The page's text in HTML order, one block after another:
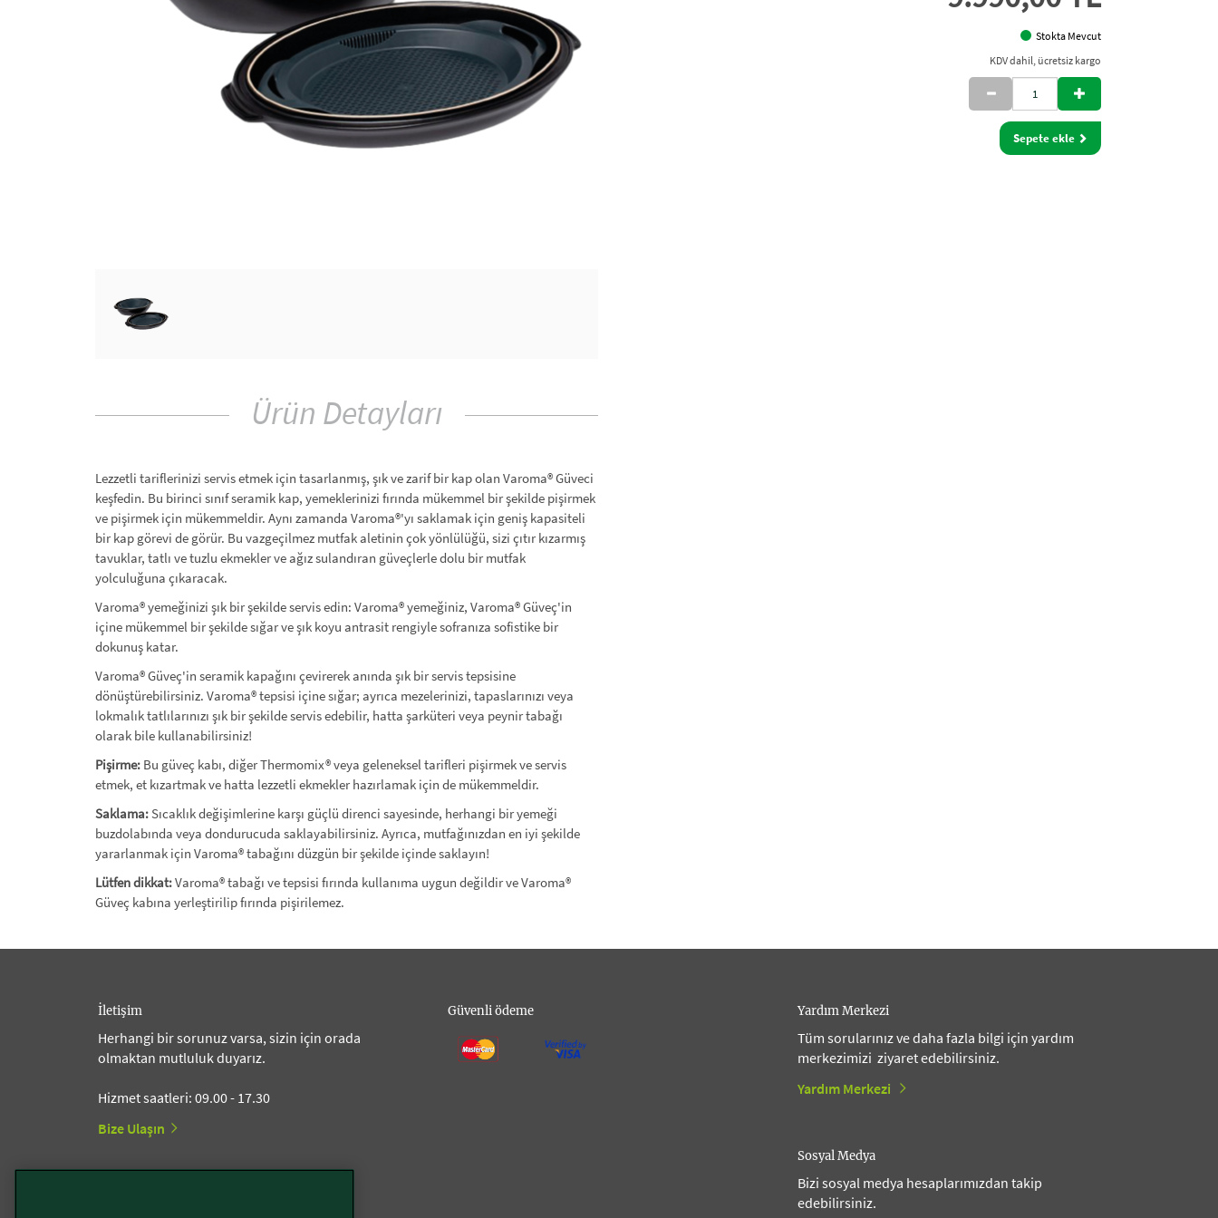
Stokta Mevcut
KDV dahil, ücretsiz kargo
Sepete ekle
Ürün Detayları
Lezzetli tariflerinizi servis etmek için tasarlanmış, şık ve zarif bir kap olan Varoma® Güveci
keşfedin. Bu birinci sınıf seramik kap, yemeklerinizi fırında mükemmel bir şekilde pişirmek
ve pişirmek için mükemmeldir. Aynı zamanda Varoma®'yı saklamak için geniş kapasiteli
bir kap görevi de görür. Bu vazgeçilmez mutfak aletinin çok yönlülüğü, sizi çıtır kızarmış
tavuklar, tatlı ve tuzlu ekmekler ve ağız sulandıran güveçlerle dolu bir mutfak
yolculuğuna çıkaracak.
Varoma® yemeğinizi şık bir şekilde servis edin: Varoma® yemeğiniz, Varoma® Güveç'in
içine mükemmel bir şekilde sığar ve şık koyu antrasit rengiyle sofranıza sofistike bir
dokunuş katar.
Varoma® Güveç'in seramik kapağını çevirerek anında şık bir servis tepsisine
dönüştürebilirsiniz. Varoma® tepsisi içine sığar; ayrıca mezelerinizi, tapaslarınızı veya
lokmalık tatlılarınızı şık bir şekilde servis edebilir, hatta şarküteri veya peynir tabağı
olarak bile kullanabilirsiniz!
Pişirme: Bu güveç kabı, diğer Thermomix® veya geleneksel tarifleri pişirmek ve servis
etmek, et kızartmak ve hatta lezzetli ekmekler hazırlamak için de mükemmeldir.
Saklama:Sıcaklık değişimlerine karşı güçlü direnci sayesinde, herhangi bir yemeği
buzdolabında veya dondurucuda saklayabilirsiniz. Ayrıca, mutfağınızdan en iyi şekilde
yararlanmak için Varoma® tabağını düzgün bir şekilde içinde saklayın!
Lütfen dikkat:Varoma® tabağı ve tepsisi fırında kullanıma uygun değildir ve Varoma®
Güveç kabına yerleştirilip fırında pişirilemez.
İletişim
Herhangi bir sorunuz varsa, sizin için orada
olmaktan mutluluk duyarız.
Hizmet saatleri: 09.00 - 17.30
Bize Ulaşın
Güvenli ödeme Yardım Merkezi
Tüm sorularınız ve daha fazla bilgi için yardım
merkezimizi ziyaret edebilirsiniz.
Yardım Merkezi
Sosyal Medya
Bizi sosyal medya hesaplarımızdan takip
edebilirsiniz.